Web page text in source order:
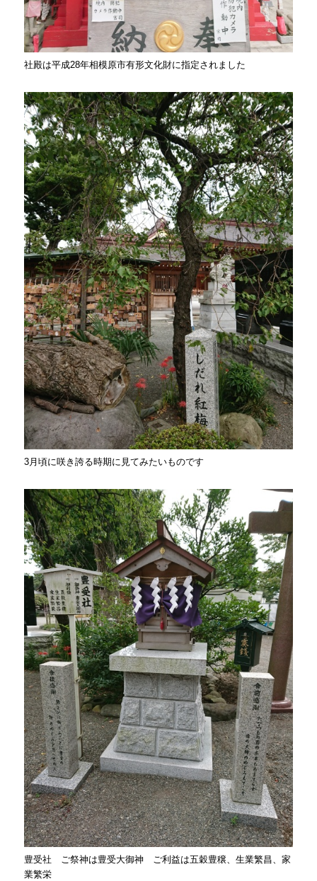
社殿は平成28年相模原市有形文化財に指定されました
3月頃に咲き誇る時期に見てみたいものです
豊受社 ご祭神は豊受大御神 ご利益は五穀豊穣、生業繁昌、家
業繁栄